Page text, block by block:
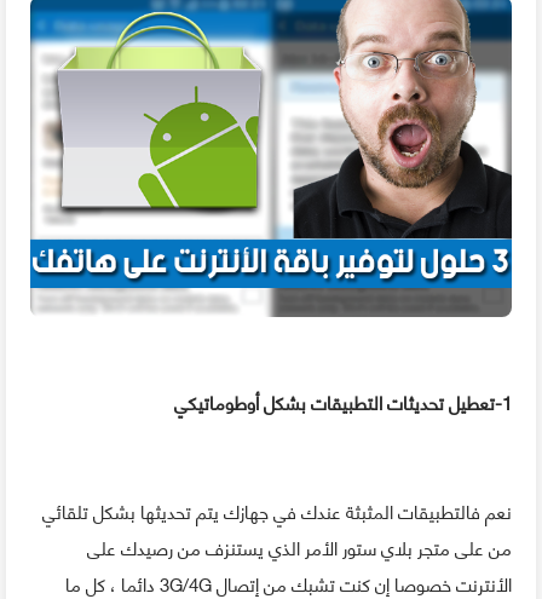
1-تعطيل تحديثات التطبيقات بشكل أوطوماتيكي
نعم فالتطبيقات المثبثة عندك في جهازك يتم تحديثها بشكل تلقائي
من على متجر بلاي ستور الأمر الذي يستنزف من رصيدك على
الأنترنت خصوصا إن كنت تشبك من إتصال 3G/4G دائما ، كل ما